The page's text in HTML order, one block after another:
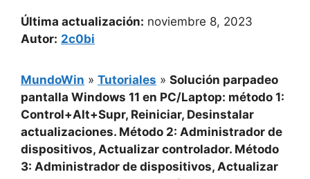
Última actualización: noviembre 8, 2023
Autor: 2c0bi
MundoWin » Tutoriales » Solución parpadeo
pantalla Windows 11 en PC/Laptop: método 1:
Control+Alt+Supr, Reiniciar, Desinstalar
actualizaciones. Método 2: Administrador de
dispositivos, Actualizar controlador. Método
3: Administrador de dispositivos, Actualizar